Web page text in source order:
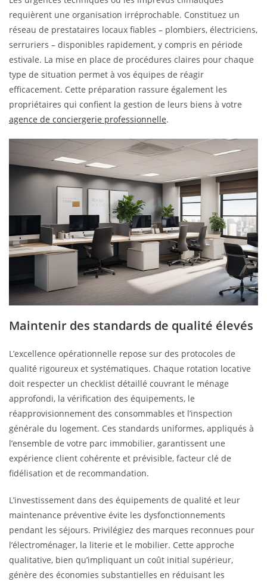
requièrent une organisation irréprochable. Constituez un
réseau de prestataires locaux fiables – plombiers, électriciens,
serruriers – disponibles rapidement, y compris en période
estivale. La mise en place de procédures claires pour chaque
type de situation permet à vos équipes de réagir
efficacement. Cette préparation rassure également les
propriétaires qui confient la gestion de leurs biens à votre
agence de conciergerie professionnelle.
Maintenir des standards de qualité élevés
L’excellence opérationnelle repose sur des protocoles de
qualité rigoureux et systématiques. Chaque rotation locative
doit respecter un checklist détaillé couvrant le ménage
approfondi, la vérification des équipements, le
réapprovisionnement des consommables et l’inspection
générale du logement. Ces standards uniformes, appliqués à
l’ensemble de votre parc immobilier, garantissent une
expérience client cohérente et prévisible, facteur clé de
fidélisation et de recommandation.
L’investissement dans des équipements de qualité et leur
maintenance préventive évite les dysfonctionnements
pendant les séjours. Privilégiez des marques reconnues pour
l’électroménager, la literie et le mobilier. Cette approche
qualitative, bien qu’impliquant un coût initial supérieur,
génère des économies substantielles en réduisant les